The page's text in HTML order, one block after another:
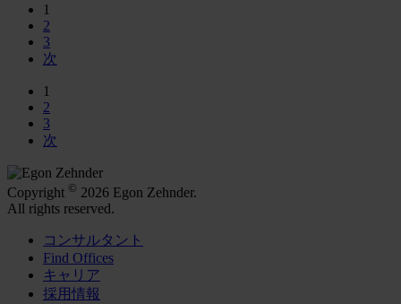
1
2
3
次
1
2
3
次
Copyright © 2026 Egon Zehnder.
All rights reserved.
コンサルタント
Find Offices
キャリア
採用情報